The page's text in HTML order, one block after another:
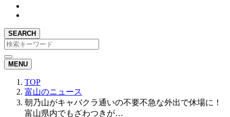
SEARCH
MENU
TOP
富山のニュース
朝乃山がキャバクラ通いの不要不急な外出で休場に！
富山県内でもざわつきが…